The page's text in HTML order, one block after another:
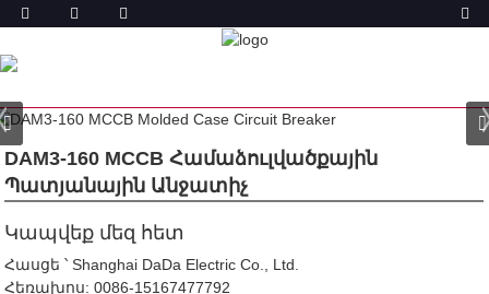
ԱՐՏԱԴՐԱՆՔ
DAM3-160 MCCB Համաձուլվածքային
Պատյանային Անջատիչ
Կապվեք մեզ հետ
Հասցե ՝ Shanghai DaDa Electric Co., Ltd.
Հեռախոս:0086-15167477792